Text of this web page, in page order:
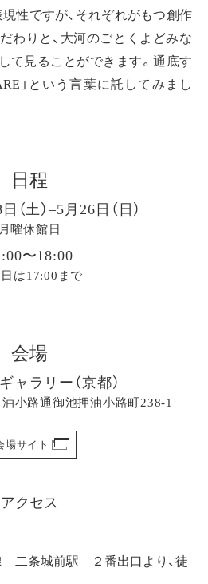
性ですが、それぞれがもつ創作
わりと、大河のごとくよどみな
て見ることができます。通底す
」という言葉に託してみまし
日程
（土）–5月26日（日）
月曜休館日
〜18:00
は17:00まで
会場
ャラリー（京都）
小路通御池押油小路町238-1
場サイト
アクセス
二条城前駅 ２番出口より、徒